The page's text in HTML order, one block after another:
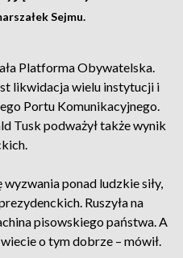
Sejmu.
Platforma Obywatelska.
likwidacja wielu instytucji i
Portu Komunikacyjnego.
Tusk podważył także wynik
wyzwania ponad ludzkie siły,
Ruszyła na
pisowskiego państwa. A
o tym dobrze – mówił.